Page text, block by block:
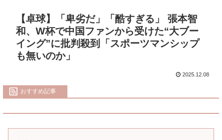
【卓球】「卑劣だ」「酷すぎる」 張本智
和、W杯で中国ファンから受けた“大ブー
イング”に批判殺到「スポーツマンシップ
も無いのか」
2025.12.08
おすすめ記事